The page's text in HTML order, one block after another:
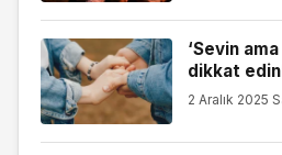
‘Sevin
dikkat
2 Aralık 2025